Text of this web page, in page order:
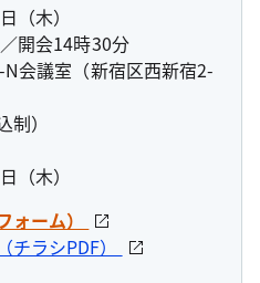
木）
14時30分
議室（新宿区西新宿2-
）
（木）
ォーム）
ラシPDF）